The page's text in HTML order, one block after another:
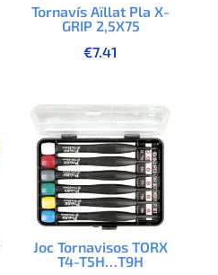
Tornavís Aïllat Pla X-
GRIP 2,5X75
€7.41
Joc Tornavisos TORX
T4-T5H…T9H